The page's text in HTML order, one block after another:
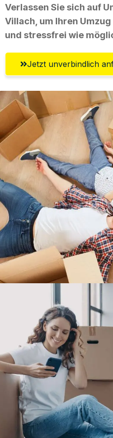
Verlassen Sie sich auf
Villach, um Ihren
und stressfrei wie
Jetzt unverbindlich